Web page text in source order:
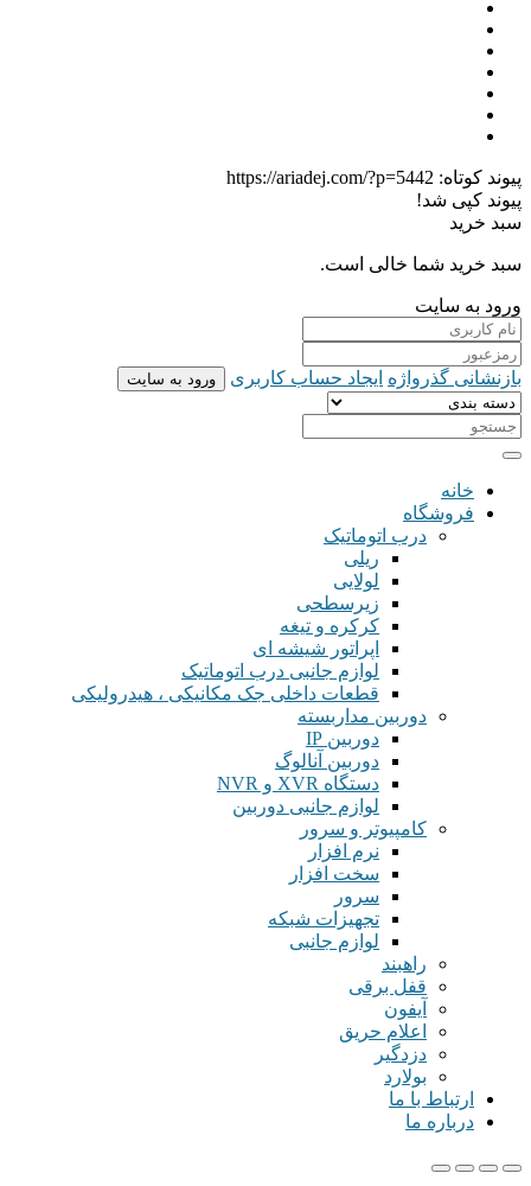
پیوند کوتاه: https://ariadej.com/?p=5442
پیوند کپی شد!
سبد خرید
سبد خرید شما خالی است.
ورود به سایت
بازنشانی گذرواژه ایجاد حساب کاربری ورود به سایت
خانه
فروشگاه
درب اتوماتیک
ریلی
لولایی
زیرسطحی
کرکره و تیغه
اپراتور شیشه ای
لوازم جانبی درب اتوماتیک
قطعات داخلی جک مکانیکی ، هیدرولیکی
دوربین مداربسته
دوربین IP
دوربین آنالوگ
دستگاه XVR و NVR
لوازم جانبی دوربین
کامپیوتر و سرور
نرم افزار
سخت افزار
سرور
تجهیزات شبکه
لوازم جانبی
راهبند
قفل برقی
آیفون
اعلام حریق
دزدگیر
بولارد
ارتباط با ما
درباره ما